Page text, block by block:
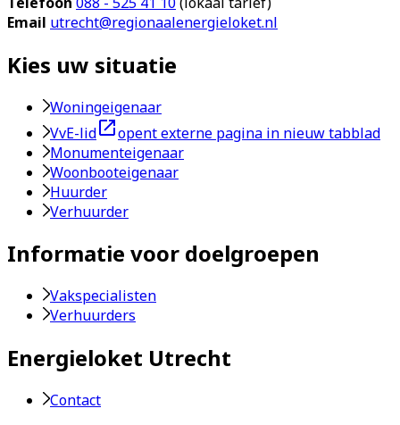
Email utrecht@regionaalenergieloket.nl
Kies uw situatie
Woningeigenaar
VvE-lid
opent externe pagina in nieuw tabblad
Monumenteigenaar
Woonbooteigenaar
Huurder
Verhuurder
Informatie voor doelgroepen
Vakspecialisten
Verhuurders
Energieloket Utrecht
Contact